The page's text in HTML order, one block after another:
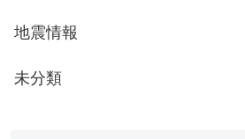
地震情報
未分類